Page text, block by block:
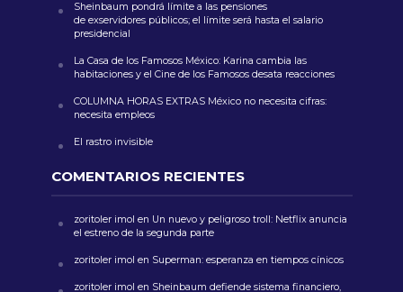
Sheinbaum pondrá límite a las pensiones
de exservidores públicos; el límite será hasta el salario
presidencial
La Casa de los Famosos México: Karina cambia las
habitaciones y el Cine de los Famosos desata reacciones
COLUMNA HORAS EXTRAS México no necesita cifras:
necesita empleos
El rastro invisible
COMENTARIOS RECIENTES
zoritoler imol en Un nuevo y peligroso troll: Netflix anuncia
el estreno de la segunda parte
zoritoler imol en Superman: esperanza en tiempos cínicos
zoritoler imol en Sheinbaum defiende sistema financiero,